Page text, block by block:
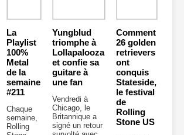
La
Playlist
100%
Metal
de la
semaine
#211
Chaque
semaine,
Rolling
Yungblud
triomphe à
Lollapalooza
et confie sa
guitare à
une fan
Vendredi à
Chicago, le
Britannique a
signé un retour
Comment
26 golden
retrievers
ont
conquis
Stateside,
le festival
de
Rolling
Stone US